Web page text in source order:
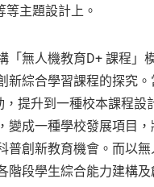
等主題設計上。
「無人機教育D+ 課程」
新綜合學習課程的探究
，提升到一種校本課程設
變成一種學校發展項目
普創新教育機會。而以無
階段學生綜合能力建構及